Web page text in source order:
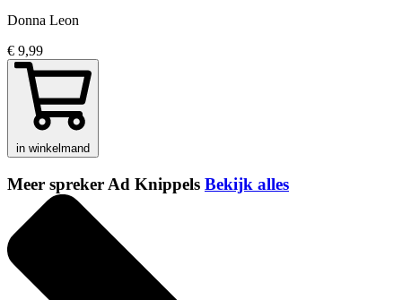
Donna Leon
€ 9,99
in winkelmand
Meer spreker Ad Knippels Bekijk alles